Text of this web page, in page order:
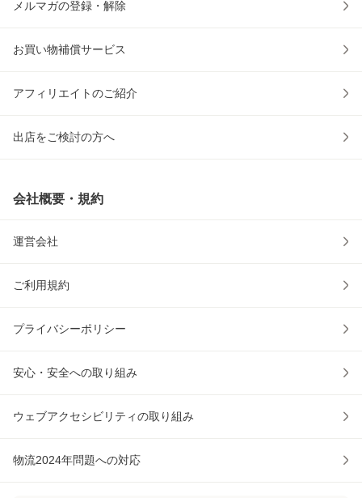
メルマガの登録・解除
お買い物補償サービス
アフィリエイトのご紹介
出店をご検討の方へ
会社概要・規約
運営会社
ご利用規約
プライバシーポリシー
安心・安全への取り組み
ウェブアクセシビリティの取り組み
物流2024年問題への対応